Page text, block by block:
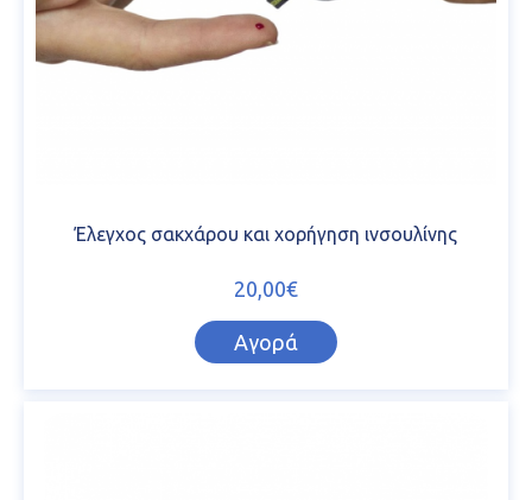
Έλεγχος σακχάρου και χορήγηση ινσουλίνης
20,00€
Αγορά